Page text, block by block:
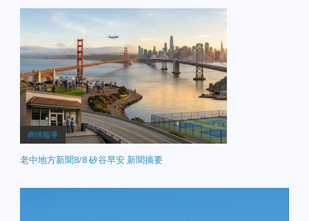
商情報導
老中地方新聞8/8 矽谷早安 新聞摘要